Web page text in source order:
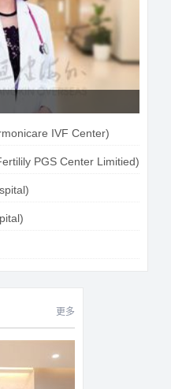
IVF Center)
PGS Center Limitied)
更多